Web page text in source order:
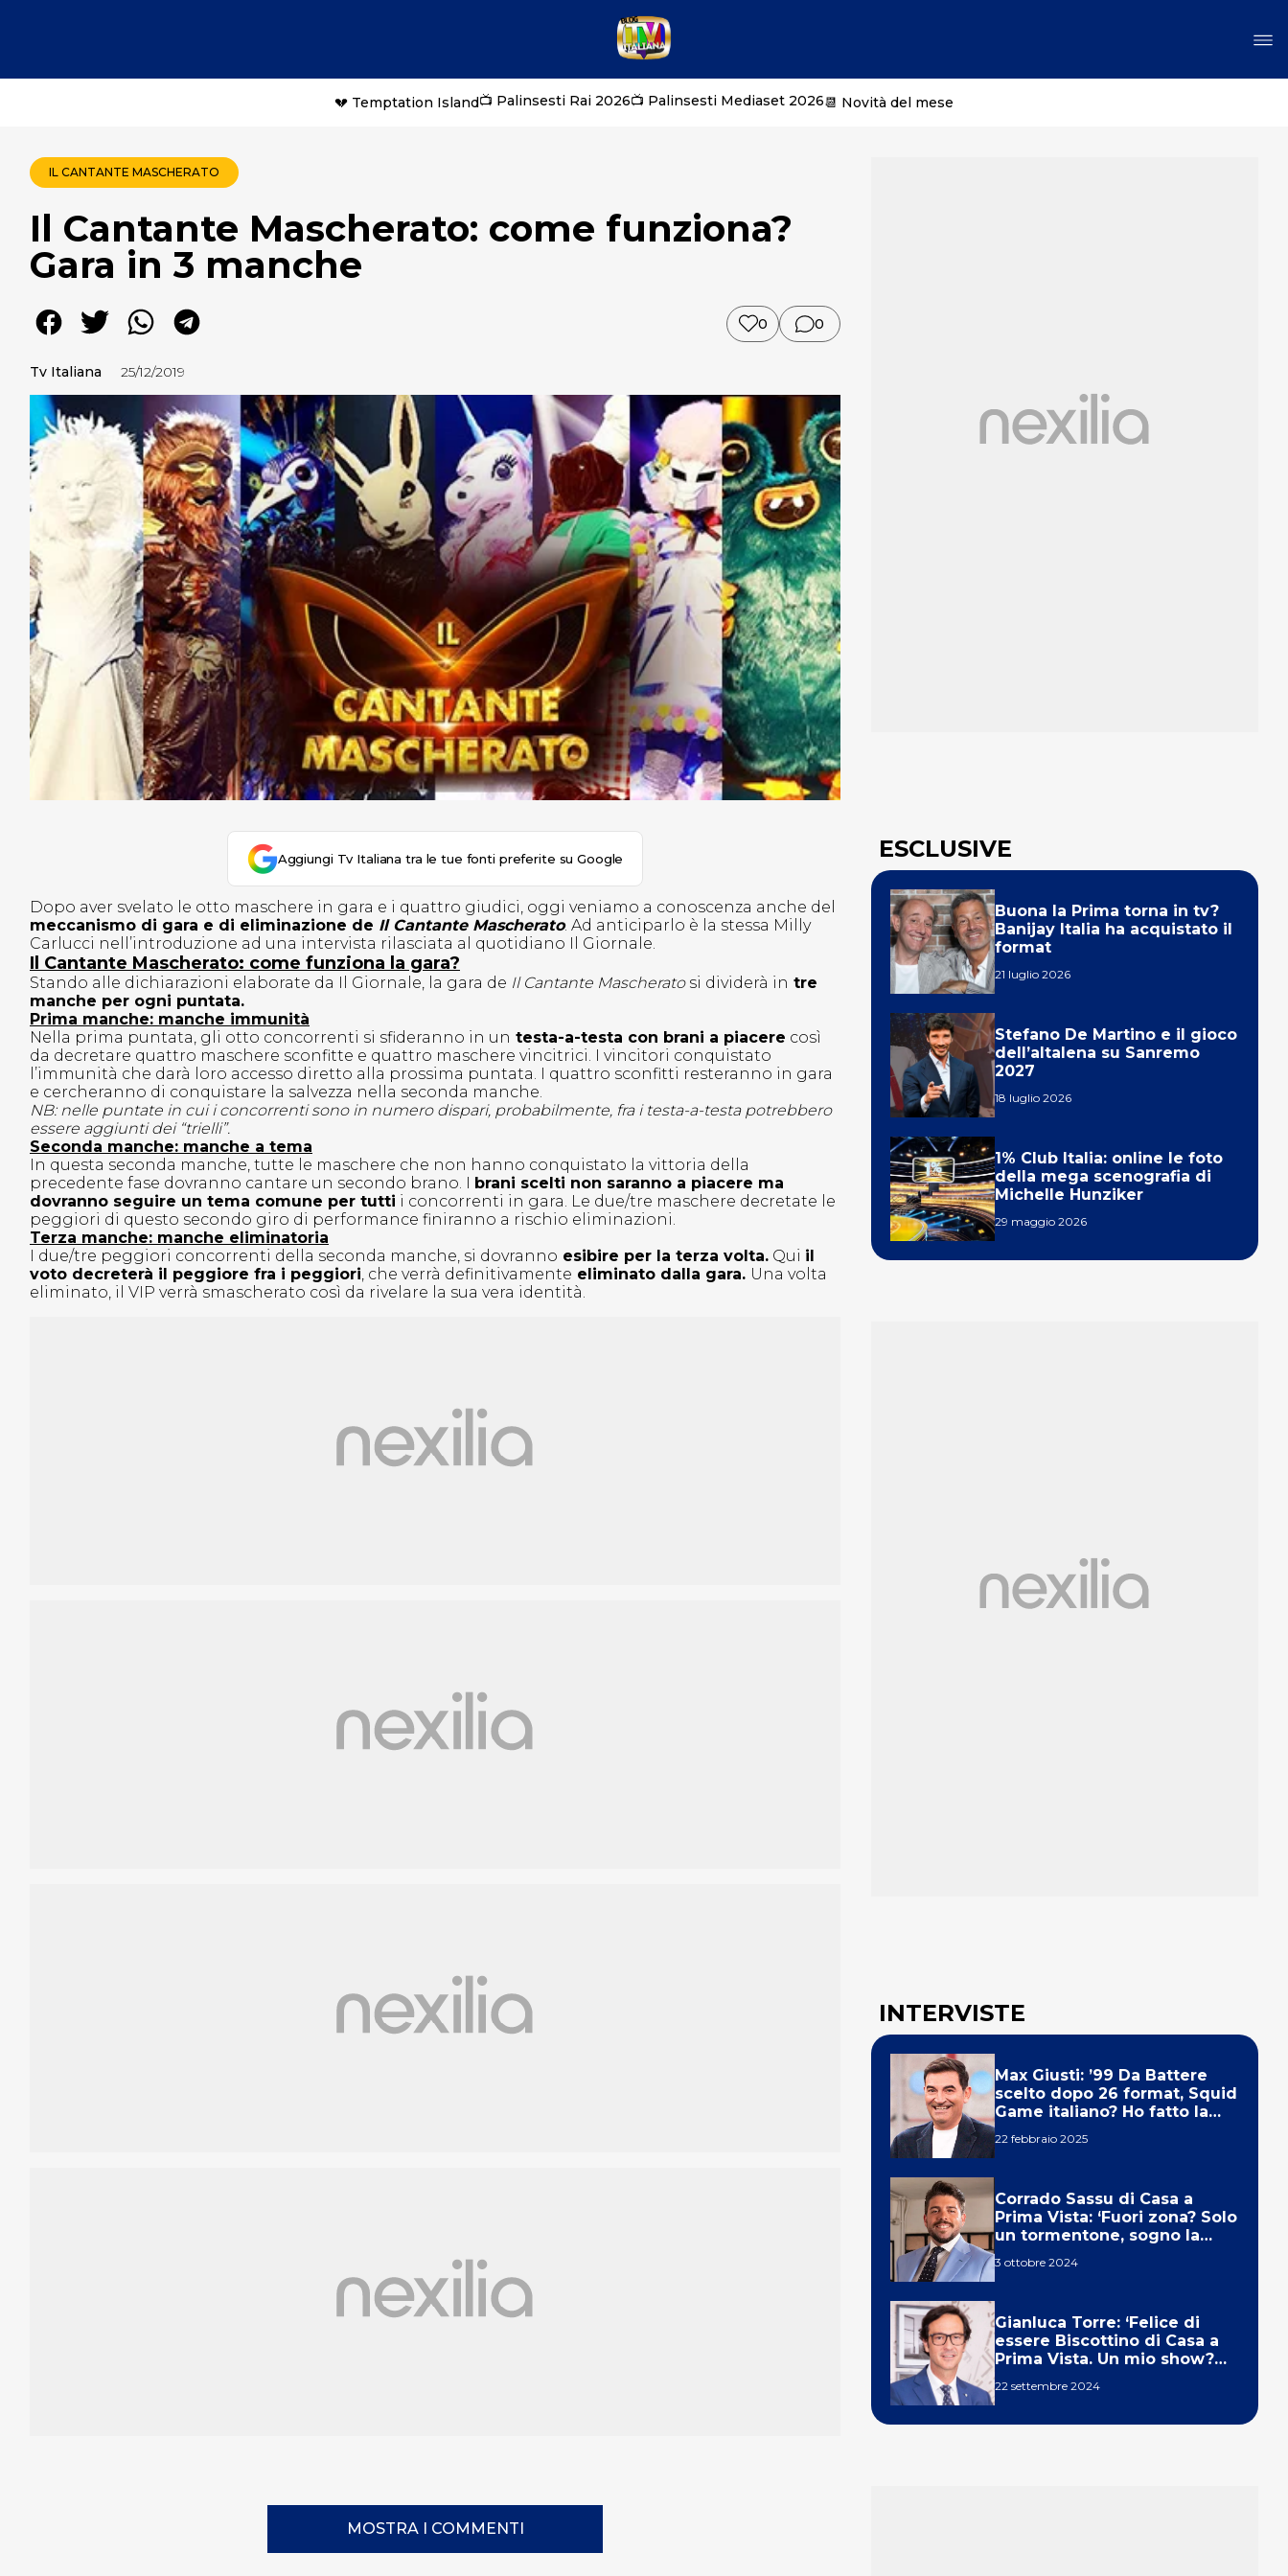
💔 Temptation Island📺 Palinsesti Rai 2026📺 Palinsesti Mediaset 2026📆 Novità del mese
IL CANTANTE MASCHERATO
Il Cantante Mascherato: come funziona?
Gara in 3 manche
0 0
Tv Italiana 25/12/2019
Aggiungi Tv Italiana tra le tue fonti preferite su Google
Dopo aver svelato le otto maschere in gara e i quattro giudici, oggi veniamo a conoscenza anche del
meccanismo di gara e di eliminazione de Il Cantante Mascherato. Ad anticiparlo è la stessa Milly
Carlucci nell’introduzione ad una intervista rilasciata al quotidiano Il Giornale.
Il Cantante Mascherato: come funziona la gara?
Stando alle dichiarazioni elaborate da Il Giornale, la gara de Il Cantante Mascheratosi dividerà in tre
manche per ogni puntata.
Prima manche: manche immunità
Nella prima puntata, gli otto concorrenti si sfideranno in un testa-a-testa con brani a piacere così
da decretare quattro maschere sconfitte e quattro maschere vincitrici. I vincitori conquistato
l’immunità che darà loro accesso diretto alla prossima puntata. I quattro sconfitti resteranno in gara
e cercheranno di conquistare la salvezza nella seconda manche.
NB: nelle puntate in cui i concorrenti sono in numero dispari, probabilmente, fra i testa-a-testa potrebbero
essere aggiunti dei “trielli”.
Seconda manche: manche a tema
In questa seconda manche, tutte le maschere che non hanno conquistato la vittoria della
precedente fase dovranno cantare un secondo brano. I brani scelti non saranno a piacere ma
dovranno seguire un tema comune per tutti i concorrenti in gara. Le due/tre maschere decretate le
peggiori di questo secondo giro di performance finiranno a rischio eliminazioni.
Terza manche: manche eliminatoria
I due/tre peggiori concorrenti della seconda manche, si dovranno esibire per la terza volta. Qui il
voto decreterà il peggiore fra i peggiori, che verrà definitivamente eliminato dalla gara. Una volta
eliminato, il VIP verrà smascherato così da rivelare la sua vera identità.
MOSTRA I COMMENTI
ESCLUSIVE
Buona la Prima torna in tv?
Banijay Italia ha acquistato il
format
21 luglio 2026
Stefano De Martino e il gioco
dell’altalena su Sanremo
2027
18 luglio 2026
1% Club Italia: online le foto
della mega scenografia di
Michelle Hunziker
29 maggio 2026
INTERVISTE
Max Giusti: ’99 Da Battere
scelto dopo 26 format, Squid
Game italiano? Ho fatto la
22 febbraio 2025
Corrado Sassu di Casa a
Prima Vista: ‘Fuori zona? Solo
un tormentone, sogno la
3 ottobre 2024
Gianluca Torre: ‘Felice di
essere Biscottino di Casa a
Prima Vista. Un mio show?
22 settembre 2024